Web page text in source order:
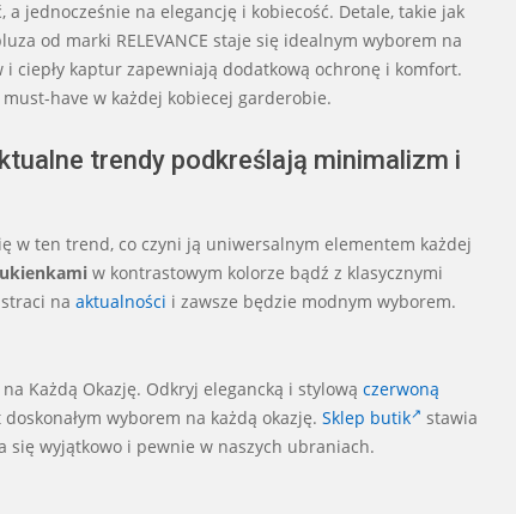
jednocześnie na elegancję i kobiecość. Detale, takie jak
od marki RELEVANCE staje się idealnym wyborem na
i ciepły kaptur zapewniają dodatkową ochronę i komfort.
have w każdej kobiecej garderobie.
trendy podkreślają minimalizm i
w ten trend, co czyni ją uniwersalnym elementem każdej
w kontrastowym kolorze bądź z klasycznymi
na aktualności i zawsze będzie modnym wyborem.
Każdą Okazję. Odkryj elegancką i stylową czerwoną
wyborem na każdą okazję. Sklep butik
stawia
się wyjątkowo i pewnie w naszych ubraniach.